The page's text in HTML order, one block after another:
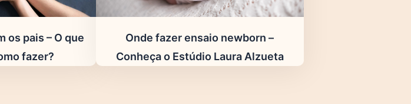
os pais – O que
fazer?
Onde fazer ensaio newborn –
Conheça o Estúdio Laura Alzueta